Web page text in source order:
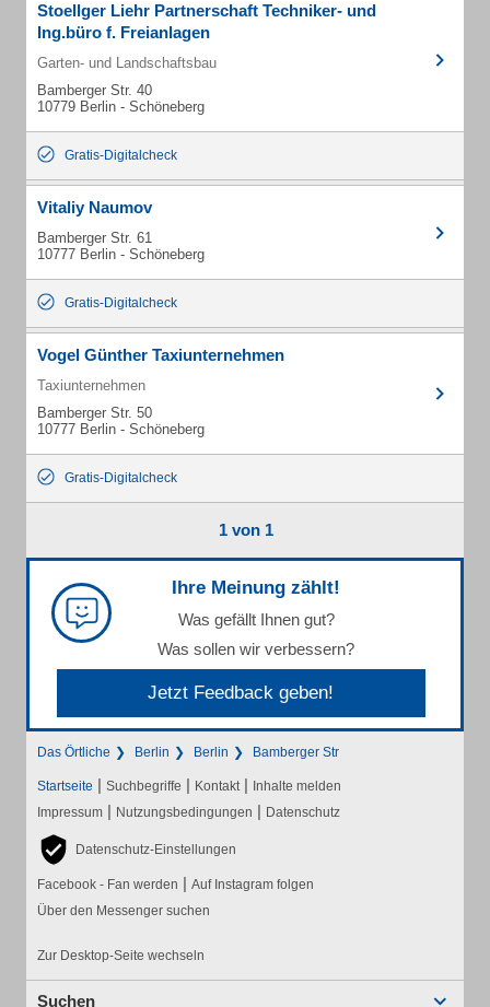
Stoellger Liehr Partnerschaft Techniker- und
Ing.büro f. Freianlagen
Garten- und Landschaftsbau
Bamberger Str. 40
10779 Berlin - Schöneberg
Gratis-Digitalcheck
Vitaliy Naumov
Bamberger Str. 61
10777 Berlin - Schöneberg
Gratis-Digitalcheck
Vogel Günther Taxiunternehmen
Taxiunternehmen
Bamberger Str. 50
10777 Berlin - Schöneberg
Gratis-Digitalcheck
1 von 1
Ihre Meinung zählt!
Was gefällt Ihnen gut?
Was sollen wir verbessern?
Jetzt Feedback geben!
Das Örtliche Berlin Berlin Bamberger Str
Startseite | Suchbegriffe | Kontakt | Inhalte melden
Impressum | Nutzungsbedingungen | Datenschutz
Datenschutz-Einstellungen
Facebook - Fan werden | Auf Instagram folgen
Über den Messenger suchen
Zur Desktop-Seite wechseln
Suchen